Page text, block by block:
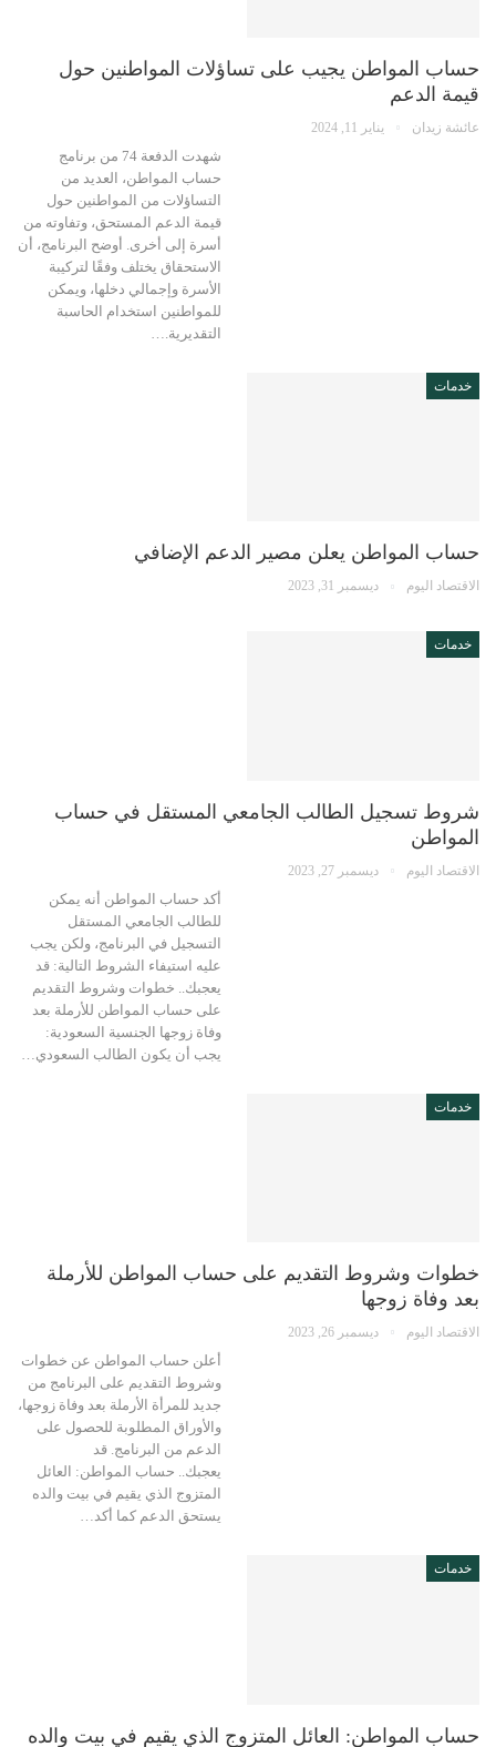
حساب المواطن يجيب على تساؤلات المواطنين حول
قيمة الدعم
عائشة زيدان يناير 11, 2024
شهدت الدفعة 74 من برنامج
حساب المواطن، العديد من
التساؤلات من المواطنين حول
قيمة الدعم المستحق، وتفاوته من
أسرة إلى أخرى. أوضح البرنامج، أن
الاستحقاق يختلف وفقًا لتركيبة
الأسرة وإجمالي دخلها، ويمكن
للمواطنين استخدام الحاسبة
التقديرية.…
خدمات
حساب المواطن يعلن مصير الدعم الإضافي
الاقتصاد اليوم ديسمبر 31, 2023
خدمات
شروط تسجيل الطالب الجامعي المستقل في حساب
المواطن
الاقتصاد اليوم ديسمبر 27, 2023
أكد حساب المواطن أنه يمكن
للطالب الجامعي المستقل
التسجيل في البرنامج، ولكن يجب
عليه استيفاء الشروط التالية: قد
يعجبك.. خطوات وشروط التقديم
على حساب المواطن للأرملة بعد
وفاة زوجها الجنسية السعودية:
يجب أن يكون الطالب السعودي…
خدمات
خطوات وشروط التقديم على حساب المواطن للأرملة
بعد وفاة زوجها
الاقتصاد اليوم ديسمبر 26, 2023
أعلن حساب المواطن عن خطوات
وشروط التقديم على البرنامج من
جديد للمرأة الأرملة بعد وفاة زوجها،
والأوراق المطلوبة للحصول على
الدعم من البرنامج. قد
يعجبك.. حساب المواطن: العائل
المتزوج الذي يقيم في بيت والده
يستحق الدعم كما أكد…
خدمات
حساب المواطن: العائل المتزوج الذي يقيم في بيت والده